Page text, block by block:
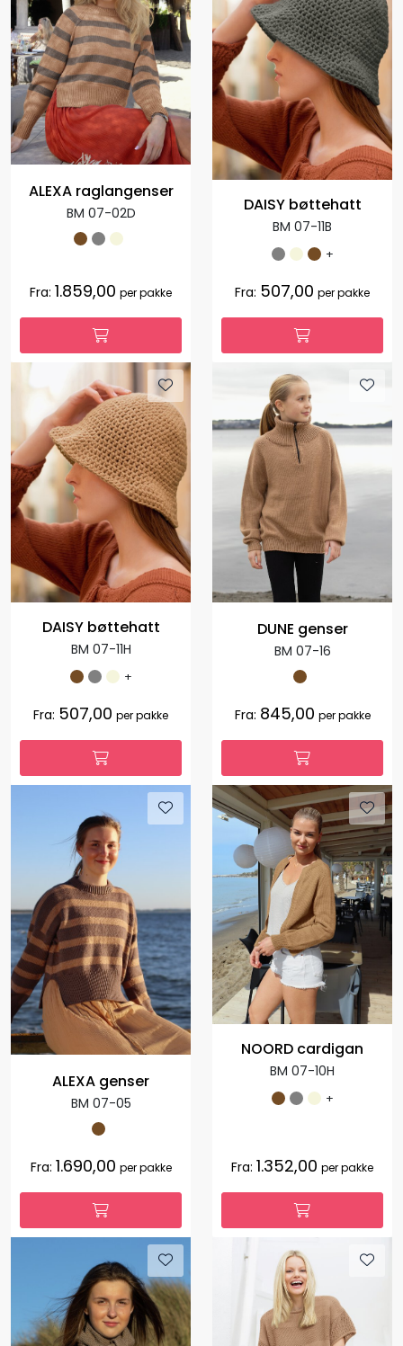
ALEXA raglangenser
BM 07-02D
Fra: 1.859,00 per pakke
DAISY bøttehatt
BM 07-11B
+
Fra: 507,00 per pakke
DAISY bøttehatt
BM 07-11H
+
Fra: 507,00 per pakke
DUNE genser
BM 07-16
Fra: 845,00 per pakke
ALEXA genser
BM 07-05
Fra: 1.690,00 per pakke
NOORD cardigan
BM 07-10H
+
Fra: 1.352,00 per pakke